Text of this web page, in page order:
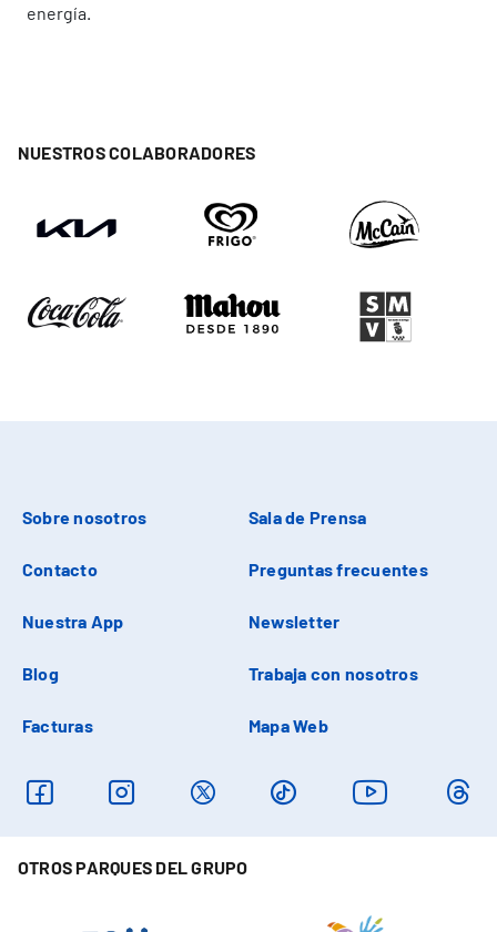
energía.
NUESTROS COLABORADORES
Sobre nosotros Sala de Prensa
Contacto Preguntas frecuentes
Nuestra App Newsletter
Blog Trabaja con nosotros
Facturas Mapa Web
OTROS PARQUES DEL GRUPO